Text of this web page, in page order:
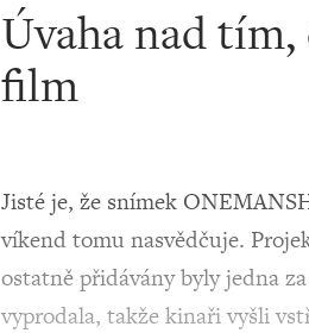
Úvaha nad
film
Jisté je, že snímek
víkend tomu nasvědčuje.
ostatně přidávány byly jedna
vyprodala, takže kinaři vyšli